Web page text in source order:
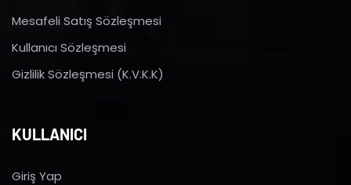
Mesafeli Satış Sözleşmesi
Kullanıcı Sözleşmesi
Gizlilik Sözleşmesi (K.V.K.K)
KULLANICI
Giriş Yap